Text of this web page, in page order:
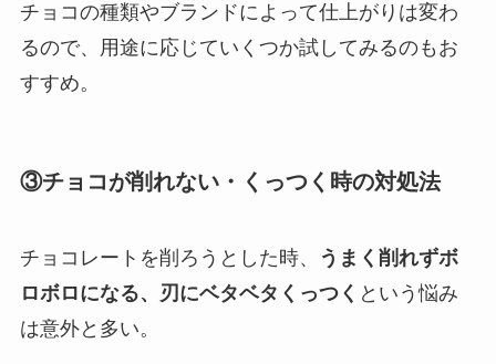
チョコの種類やブランドによって仕上がりは変わ
るので、用途に応じていくつか試してみるのもお
すすめ。
③チョコが削れない・くっつく時の対処法
チョコレートを削ろうとした時、
うまく削れずボ
ロボロになる、刃にベタベタくっつく という悩み
は意外と多い。